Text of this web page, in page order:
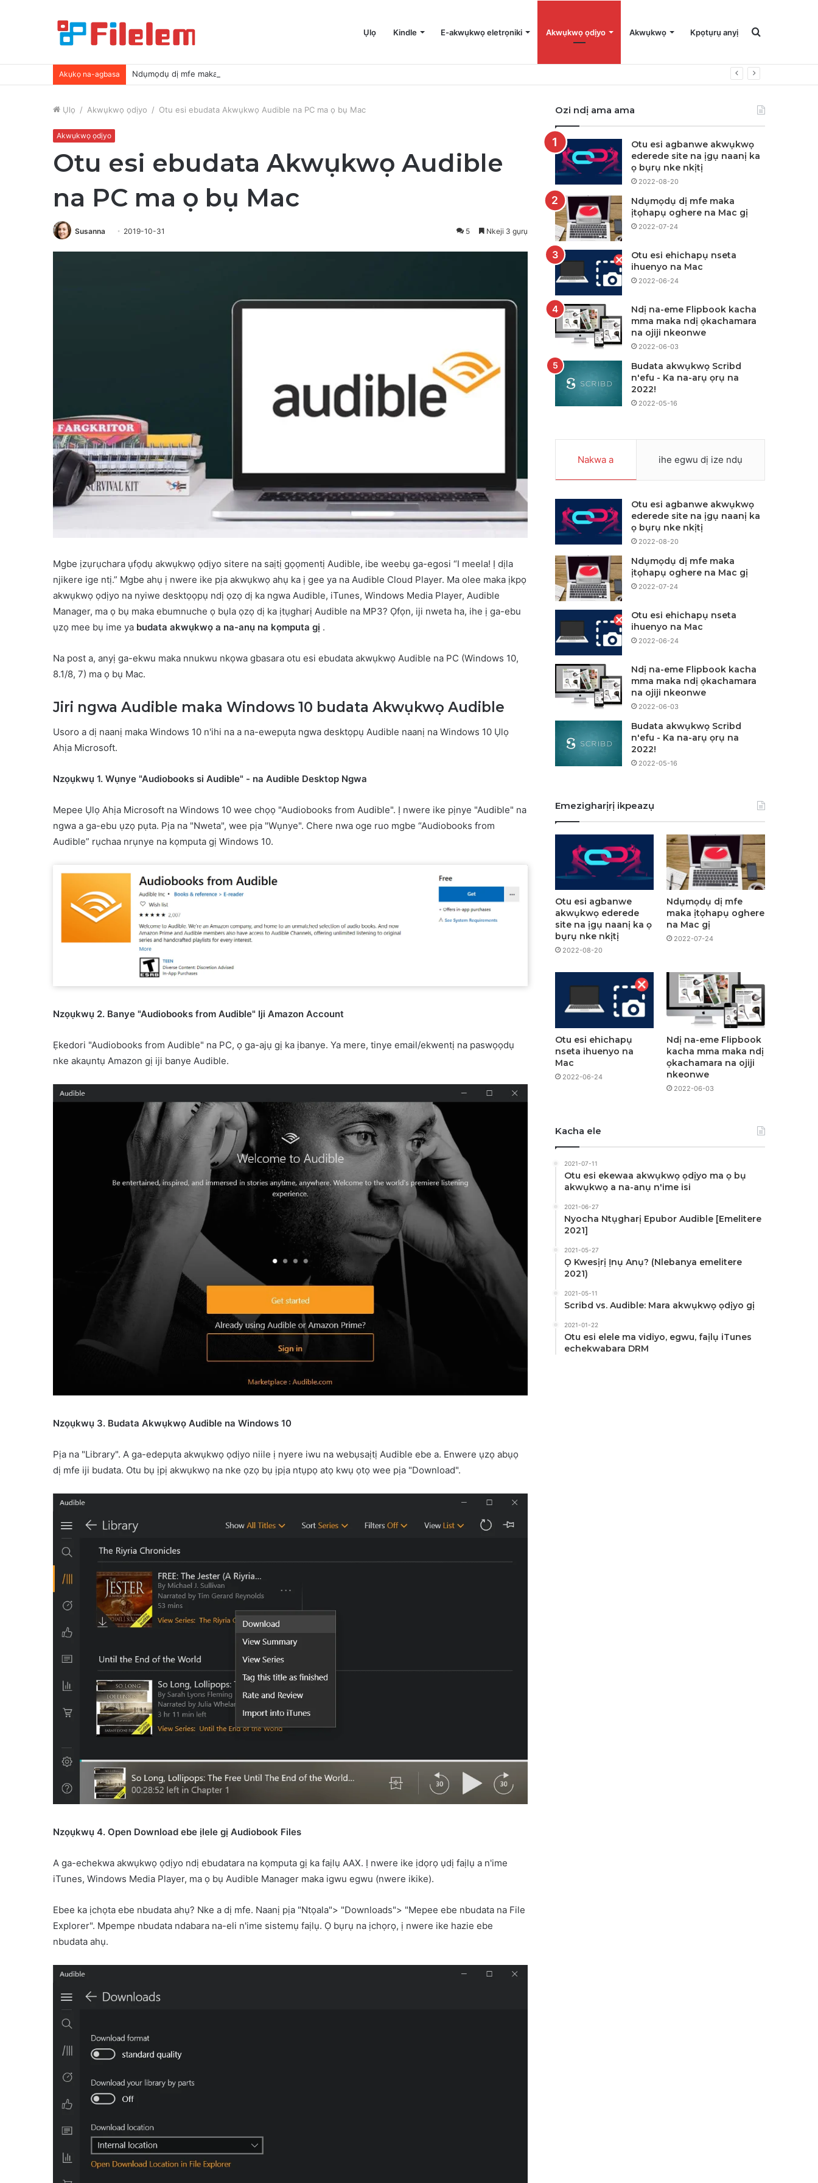
Ụlọ Kindle E-akwụkwọ eletrọniki Akwụkwọ ọdịyo Akwụkwọ Kpọtụrụ anyị Chọọ
Akụkọ na-agbasa Ndụmọdụ dị mfe maka ịtọhapụ oghere na Mac gị
Ụlọ / Akwụkwọ ọdịyo / Otu esi ebudata Akwụkwọ Audible na PC ma ọ bụ Mac
Akwụkwọ ọdịyo
Otu esi ebudata Akwụkwọ Audible
na PC ma ọ bụ Mac
Susanna 2019-10-31 5 Nkeji 3 gụrụ
Mgbe ịzụrụchara ụfọdụ akwụkwọ ọdịyo sitere na saịtị gọọmentị Audible, ibe weebụ ga-egosi “I meela! Ị dịla
njikere ige ntị.” Mgbe ahụ ị nwere ike pịa akwụkwọ ahụ ka ị gee ya na Audible Cloud Player. Ma olee maka ịkpọ
akwụkwọ ọdịyo na nyiwe desktọọpụ ndị ọzọ dị ka ngwa Audible, iTunes, Windows Media Player, Audible
Manager, ma ọ bụ maka ebumnuche ọ bụla ọzọ dị ka ịtụgharị Audible na MP3? Ọfọn, iji nweta ha, ihe ị ga-ebu
ụzọ mee bụ ime ya budata akwụkwọ a na-anụ na kọmputa gị .
Na post a, anyị ga-ekwu maka nnukwu nkọwa gbasara otu esi ebudata akwụkwọ Audible na PC (Windows 10,
8.1/8, 7) ma ọ bụ Mac.
Jiri ngwa Audible maka Windows 10 budata Akwụkwọ Audible
Usoro a dị naanị maka Windows 10 n'ihi na a na-ewepụta ngwa desktọpụ Audible naanị na Windows 10 Ụlọ
Ahịa Microsoft.
Nzọụkwụ 1. Wụnye "Audiobooks si Audible" - na Audible Desktop Ngwa
Mepee Ụlọ Ahịa Microsoft na Windows 10 wee chọọ "Audiobooks from Audible". Ị nwere ike pịnye "Audible" na
ngwa a ga-ebu ụzọ pụta. Pịa na "Nweta", wee pịa "Wụnye". Chere nwa oge ruo mgbe “Audiobooks from
Audible” rụchaa nrụnye na kọmputa gị Windows 10.
Nzọụkwụ 2. Banye "Audiobooks from Audible" Iji Amazon Account
Ẹkedori "Audiobooks from Audible" na PC, ọ ga-ajụ gị ka ịbanye. Ya mere, tinye email/ekwentị na paswọọdụ
nke akaụntụ Amazon gị iji banye Audible.
Nzọụkwụ 3. Budata Akwụkwọ Audible na Windows 10
Pịa na "Library". A ga-edepụta akwụkwọ ọdịyo niile ị nyere iwu na webụsaịtị Audible ebe a. Enwere ụzọ abụọ
dị mfe iji budata. Otu bụ ịpị akwụkwọ na nke ọzọ bụ ịpịa ntụpọ atọ kwụ ọtọ wee pịa "Download".
Nzọụkwụ 4. Open Download ebe ịlele gị Audiobook Files
A ga-echekwa akwụkwọ ọdịyo ndị ebudatara na kọmputa gị ka faịlụ AAX. Ị nwere ike ịdọrọ ụdị faịlụ a n'ime
iTunes, Windows Media Player, ma ọ bụ Audible Manager maka igwu egwu (nwere ikike).
Ebee ka ịchọta ebe nbudata ahụ? Nke a dị mfe. Naanị pịa "Ntọala"> "Downloads"> "Mepee ebe nbudata na File
Explorer". Mpempe nbudata ndabara na-eli n'ime sistemụ faịlụ. Ọ bụrụ na ịchọrọ, ị nwere ike hazie ebe
nbudata ahụ.
Ozi ndị ama ama
Otu esi agbanwe akwụkwọ
ederede site na ịgụ naanị ka
ọ bụrụ nke nkịtị
2022-08-20
Ndụmọdụ dị mfe maka
ịtọhapụ oghere na Mac gị
2022-07-24
Otu esi ehichapụ nseta
ihuenyo na Mac
2022-06-24
Ndị na-eme Flipbook kacha
mma maka ndị ọkachamara
na ojiji nkeonwe
2022-06-03
Budata akwụkwọ Scribd
n'efu - Ka na-arụ ọrụ na
2022!
2022-05-16
Nakwa a ihe egwu dị ize ndụ
Otu esi agbanwe akwụkwọ
ederede site na ịgụ naanị ka
ọ bụrụ nke nkịtị
2022-08-20
Ndụmọdụ dị mfe maka
ịtọhapụ oghere na Mac gị
2022-07-24
Otu esi ehichapụ nseta
ihuenyo na Mac
2022-06-24
Ndị na-eme Flipbook kacha
mma maka ndị ọkachamara
na ojiji nkeonwe
2022-06-03
Budata akwụkwọ Scribd
n'efu - Ka na-arụ ọrụ na
2022!
2022-05-16
Emezigharịrị ikpeazụ
Otu esi agbanwe
akwụkwọ ederede
site na ịgụ naanị ka ọ
bụrụ nke nkịtị
2022-08-20
Ndụmọdụ dị mfe
maka ịtọhapụ oghere
na Mac gị
2022-07-24
Otu esi ehichapụ
nseta ihuenyo na
Mac
2022-06-24
Ndị na-eme Flipbook
kacha mma maka ndị
ọkachamara na ojiji
nkeonwe
2022-06-03
Kacha ele
2021-07-11
Otu esi ekewaa akwụkwọ ọdịyo ma ọ bụ
akwụkwọ a na-anụ n'ime isi
2021-06-27
Nyocha Ntụgharị Epubor Audible [Emelitere
2021]
2021-05-27
Ọ Kwesịrị Ịnụ Anụ? (Nlebanya emelitere
2021)
2021-05-11
Scribd vs. Audible: Mara akwụkwọ ọdịyo gị
2021-01-22
Otu esi elele ma vidiyo, egwu, faịlụ iTunes
echekwabara DRM